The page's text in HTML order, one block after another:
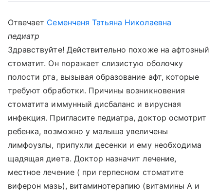
Отвечает Семенченя Татьяна Николаевна
педиатр
Здравствуйте! Действительно похоже на афтозный
стоматит. Он поражает слизистую оболочку
полости рта, вызывая образование афт, которые
требуют обработки. Причины возникновения
стоматита иммунный дисбаланс и вирусная
инфекция. Пригласите педиатра, доктор осмотрит
ребенка, возможно у малыша увеличены
лимфоузлы, припухли десенки и ему необходима
щадящая диета. Доктор назначит лечение,
местное лечение ( при герпесном стоматите
виферон мазь), витаминотерапию (витамины А и